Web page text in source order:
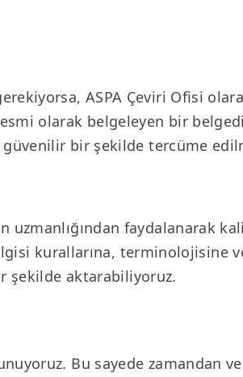
ASPA Çeviri Ofisi
olarak belgeleyen bir
bir şekilde tercüme
uzmanlığından faydalanarak
kurallarına, terminolojisine
şekilde aktarabiliyoruz.
Bu sayede zamandan